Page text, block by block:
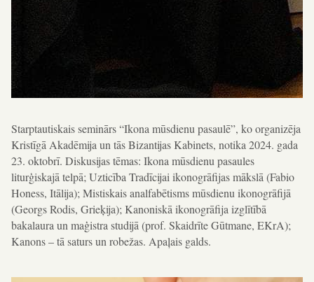
Starptautiskais seminārs “Ikona mūsdienu pasaulē”, ko organizēja
Kristīgā Akadēmija un tās Bizantijas Kabinets, notika 2024. gada
23. oktobrī. Diskusijas tēmas: Ikona mūsdienu pasaules
liturģiskajā telpā; Uzticība Tradīcijai ikonogrāfijas mākslā (Fabio
Honess, Itālija); Mistiskais analfabētisms mūsdienu ikonogrāfijā
(Georgs Rodis, Grieķija); Kanoniskā ikonogrāfija izglītībā
bakalaura un maģistra studijā (prof. Skaidrīte Gūtmane, EKrA);
Kanons – tā saturs un robežas. Apaļais galds.